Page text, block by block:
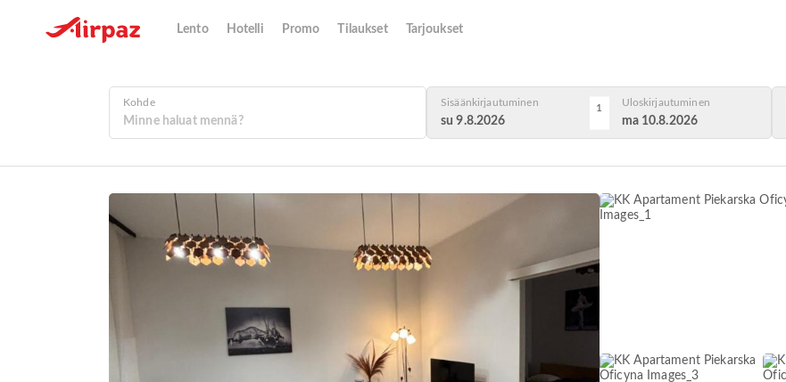
Lento Hotelli Promo Tilaukset Tarjoukset
Kohde Sisäänkirjautuminen
su 9.8.2026
1 Uloskirjautuminen
ma 10.8.2026